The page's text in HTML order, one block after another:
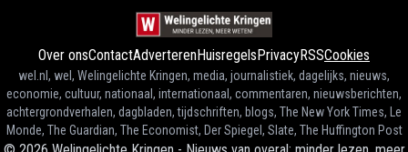
Over onsContactAdverterenHuisregelsPrivacyRSSCookies
wel.nl, wel, Welingelichte Kringen, media, journalistiek, dagelijks, nieuws,
economie, cultuur, nationaal, internationaal, commentaren, nieuwsberichten,
achtergrondverhalen, dagbladen, tijdschriften, blogs, The New York Times, Le
Monde, The Guardian, The Economist, Der Spiegel, Slate, The Huffington Post